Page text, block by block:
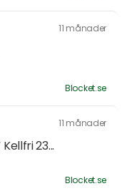
11 månader
Blocket.se
11 månader
23...
Blocket.se